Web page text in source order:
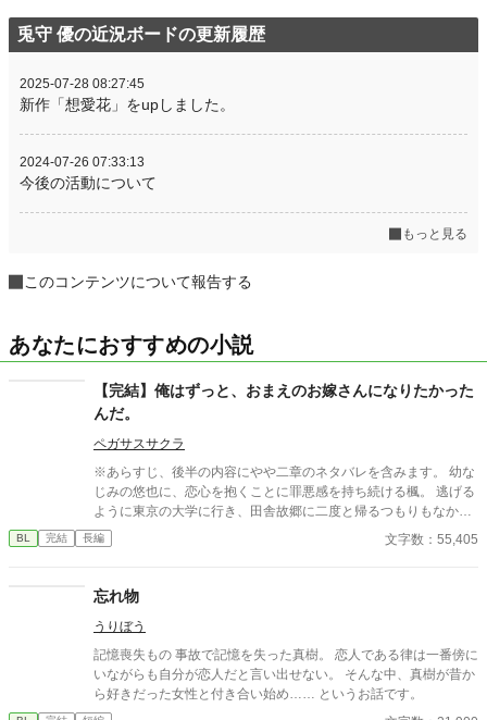
兎守 優の近況ボードの更新履歴
2025-07-28 08:27:45
新作「想愛花」をupしました。
2024-07-26 07:33:13
今後の活動について
もっと見る
このコンテンツについて報告する
あなたにおすすめの小説
【完結】俺はずっと、おまえのお嫁さんになりたかった
んだ。
ペガサスサクラ
※あらすじ、後半の内容にやや二章のネタバレを含みます。 幼な
じみの悠也に、恋心を抱くことに罪悪感を持ち続ける楓。 逃げる
ように東京の大学に行き、田舎故郷に二度と帰るつもりもなかっ
たが、大学三年の夏休みに母親からの電話をきっかけに帰省する
ことになる。 見慣れた駅のホームには、悠也が待っていた。あの
ずにいた自分を笑って許す悠也に、楓は戸惑いながらも、そばに
いたい、という気持ちを抑えられず一緒に過ごすようになる。も
う少し今だけ、この夏が終わったら今度こそ悠也のもとを去るの
だと言い聞かせながら。 しかしある夜、悠也が、「ずっと親友
だ」と自分に無邪気に伝えてくることに耐えきれなくなった楓
は…。 お互いを大切に思いながらも、「すき」の色が違うことと
BL 完結 長編 文字数：55,405
忘れ物
うりぼう
記憶喪失もの 事故で記憶を失った真樹。 恋人である律は一番傍に
いながらも自分が恋人だと言い出せない。 そんな中、真樹が昔か
ら好きだった女性と付き合い始め…… というお話です。